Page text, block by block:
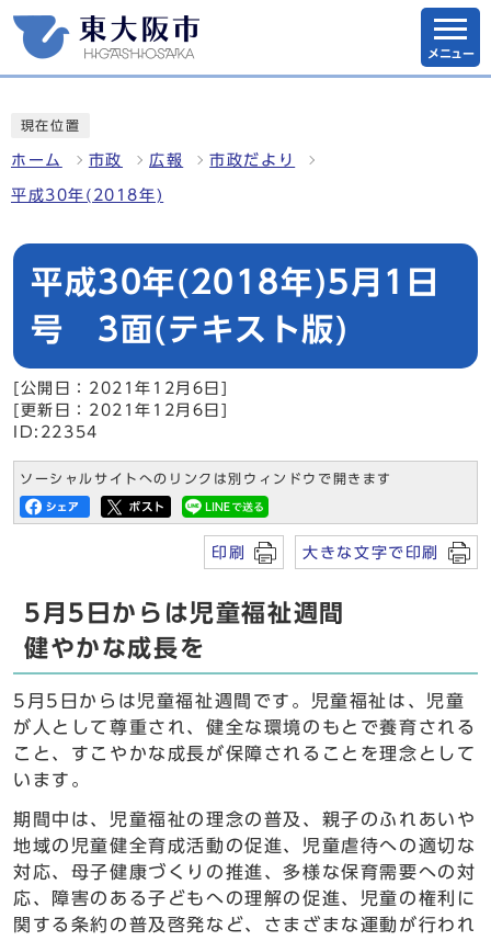
メニュー
現在位置
ホーム 市政 広報 市政だより
平成30年(2018年)
平成30年(2018年)5月1日
号 3面(テキスト版)
[公開日：2021年12月6日]
[更新日：2021年12月6日]
ID:22354
ソーシャルサイトへのリンクは別ウィンドウで開きます
印刷 大きな文字で印刷
5月5日からは児童福祉週間
健やかな成長を
5月5日からは児童福祉週間です。児童福祉は、児童
が人として尊重され、健全な環境のもとで養育される
こと、すこやかな成長が保障されることを理念として
います。
期間中は、児童福祉の理念の普及、親子のふれあいや
地域の児童健全育成活動の促進、児童虐待への適切な
対応、母子健康づくりの推進、多様な保育需要への対
応、障害のある子どもへの理解の促進、児童の権利に
関する条約の普及啓発など、さまざまな運動が行われ